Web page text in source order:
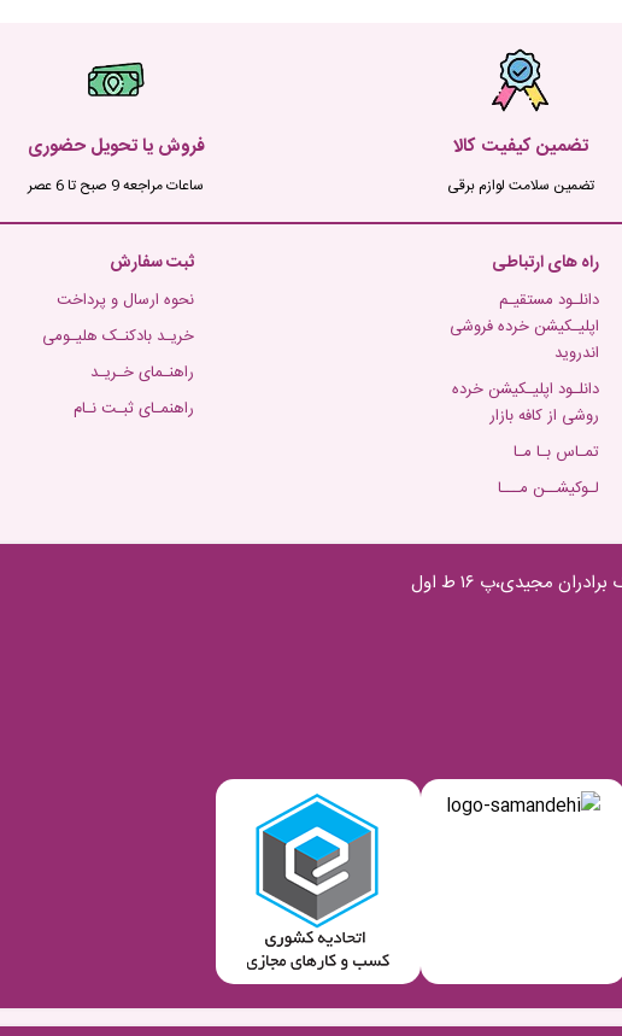
تضمین کیفیت کالا
تضمین سلامت لوازم برقی
فروش یا تحویل حضوری
ساعات مراجعه 9 صبح تا 6 عصر
راه های ارتباطی
دانلـود مستقیـم
اپلیـکیشن خرده فروشی
اندروید
دانلـود اپلیـکیشن خرده
روشی از کافه بازار
تمـاس بـا مـا
لـوکیشــن مـــا
ثبت سفارش
نحوه ارسال و پرداخت
خریـد بادکنـک هلیـومی
راهنـمای خـریـد
راهنمـای ثبـت نـام